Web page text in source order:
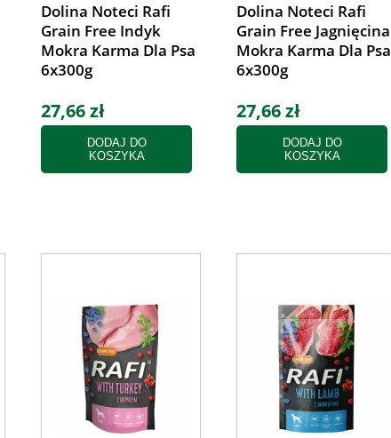
Dolina Noteci Rafi
Grain Free Indyk
Mokra Karma Dla Psa
6x300g
27,66 zł
DODAJ DO
KOSZYKA
Dolina Noteci Rafi
Grain Free Jagnięcina
Mokra Karma Dla Psa
6x300g
27,66 zł
DODAJ DO
KOSZYKA